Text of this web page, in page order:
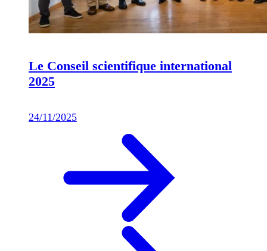
Le Conseil scientifique international
2025
24/11/2025